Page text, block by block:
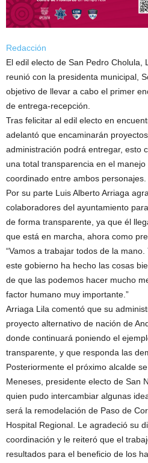
Redacción
El edil electo de San Pedro Cholula,
reunió con la presidenta municipal,
objetivo de llevar a cabo el primer
de entrega-recepción.
Tras felicitar al edil electo en
adelantó que encaminarán
administración podrá entregar, esto
una total transparencia en el
coordinado entre ambos personajes.
Por su parte Luis Alberto Arriaga
colaboradores del ayuntamiento
de forma transparente, ya que él
que está en marcha, ahora como
“Vamos a trabajar todos de la
este gobierno ha hecho las cosas
de que las podemos hacer mucho
factor humano muy importante.”
Arriaga Lila comentó que su
proyecto alternativo de nación de
donde continuará poniendo el
transparente, y que responda las
Posteriormente el próximo alcalde
Meneses, presidente electo de San
quien pudo intercambiar algunas
será la remodelación de Paso de
Hospital Regional. Le agradeció su
coordinación y le reiteró que el
resultados para el beneficio de los